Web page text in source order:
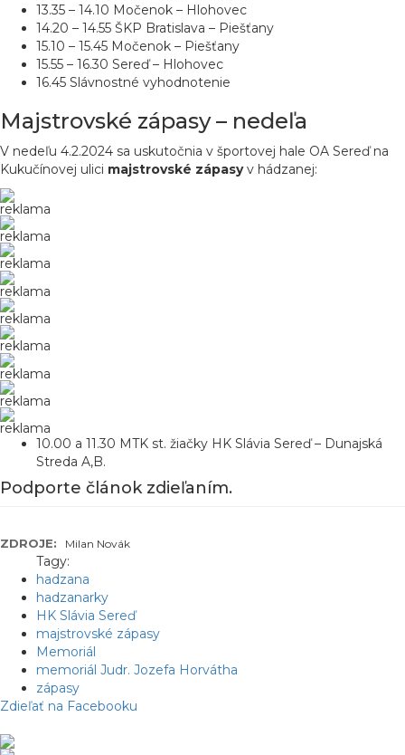
13.35 – 14.10 Močenok – Hlohovec
14.20 – 14.55 ŠKP Bratislava – Piešťany
15.10 – 15.45 Močenok – Piešťany
15.55 – 16.30 Sereď – Hlohovec
16.45 Slávnostné vyhodnotenie
Majstrovské zápasy – nedeľa
V nedeľu 4.2.2024 sa uskutočnia v športovej hale OA Sereď na
Kukučínovej ulici majstrovské zápasyv hádzanej:
reklama
reklama
reklama
reklama
reklama
reklama
reklama
reklama
reklama
10.00 a 11.30 MTK st. žiačky HK Slávia Sereď – Dunajská
Streda A,B.
Podporte článok zdieľaním.
ZDROJE: Milan Novák
Tagy:
hadzana
hadzanarky
HK Slávia Sereď
majstrovské zápasy
Memoriál
memoriál Judr. Jozefa Horvátha
zápasy
Zdieľať na Facebooku